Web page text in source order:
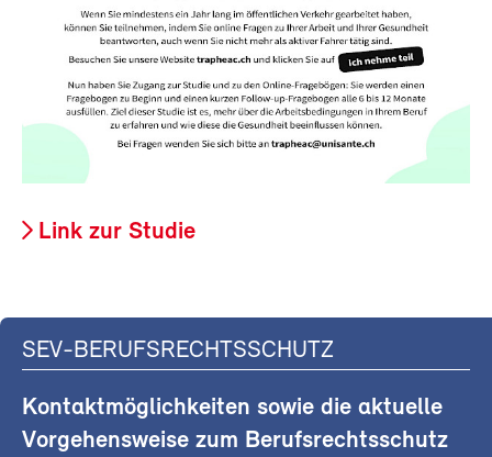
Link zur Studie
SEV-BERUFSRECHTSSCHUTZ
Kontaktmöglichkeiten sowie die aktuelle
Vorgehensweise zum Berufsrechtsschutz